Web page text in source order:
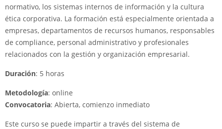
normativo, los sistemas internos de información y la cultura
ética corporativa. La formación está especialmente orientada a
empresas, departamentos de recursos humanos, responsables
de compliance, personal administrativo y profesionales
relacionados con la gestión y organización empresarial.
Duración: 5 horas
Metodología: online
Convocatoria: Abierta, comienzo inmediato
Este curso se puede impartir a través del sistema de